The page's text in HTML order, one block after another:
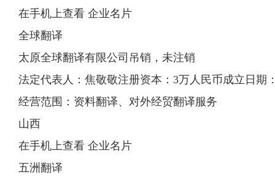
在手机上查看 企业名片
全球翻译
太原全球翻译有限公司吊销，未注销
法定代表人：焦敬敬注册资本：3万人民币成立日期
经营范围：资料翻译、对外经贸翻译服务
山西
在手机上查看 企业名片
五洲翻译